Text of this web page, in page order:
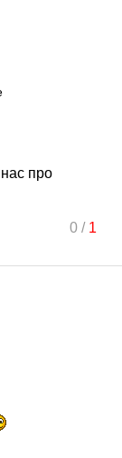
про
0/ 1